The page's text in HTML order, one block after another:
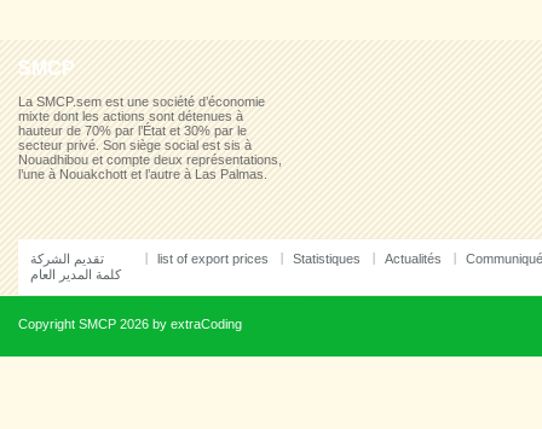
SMCP
La SMCP.sem est une société d’économie
mixte dont les actions sont détenues à
hauteur de 70% par l’État et 30% par le
secteur privé. Son siège social est sis à
Nouadhibou et compte deux représentations,
l’une à Nouakchott et l’autre à Las Palmas.
تقديم الشركة
كلمة المدير العام
list of export prices Statistiques Actualités
Copyright SMCP 2026 by extraCoding